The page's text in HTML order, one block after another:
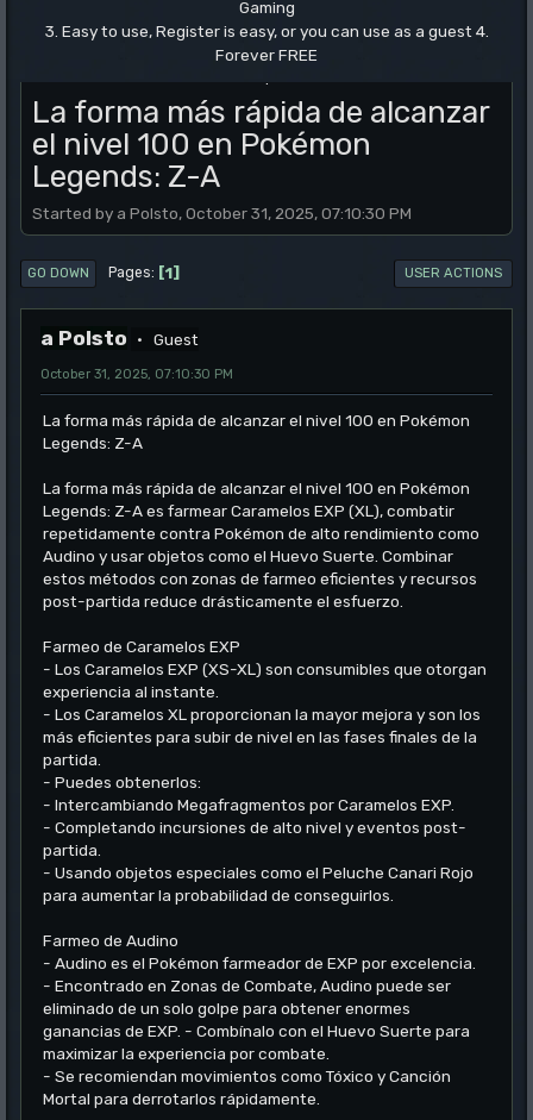
Gaming
3. Easy to use, Register is easy, or you can use as a guest 4.
Forever FREE
La forma más rápida de alcanzar
el nivel 100 en Pokémon
Legends: Z-A
Started by a Polsto, October 31, 2025, 07:10:30 PM
GO DOWN Pages 1 USER ACTIONS
a Polsto Guest
October 31, 2025, 07:10:30 PM
La forma más rápida de alcanzar el nivel 100 en Pokémon
Legends: Z-A
La forma más rápida de alcanzar el nivel 100 en Pokémon
Legends: Z-A es farmear Caramelos EXP (XL), combatir
repetidamente contra Pokémon de alto rendimiento como
Audino y usar objetos como el Huevo Suerte. Combinar
estos métodos con zonas de farmeo eficientes y recursos
post-partida reduce drásticamente el esfuerzo.
Farmeo de Caramelos EXP
- Los Caramelos EXP (XS-XL) son consumibles que otorgan
experiencia al instante.
- Los Caramelos XL proporcionan la mayor mejora y son los
más eficientes para subir de nivel en las fases finales de la
partida.
- Puedes obtenerlos:
- Intercambiando Megafragmentos por Caramelos EXP.
- Completando incursiones de alto nivel y eventos post-
partida.
- Usando objetos especiales como el Peluche Canari Rojo
para aumentar la probabilidad de conseguirlos.
Farmeo de Audino
- Audino es el Pokémon farmeador de EXP por excelencia.
- Encontrado en Zonas de Combate, Audino puede ser
eliminado de un solo golpe para obtener enormes
ganancias de EXP. - Combínalo con el Huevo Suerte para
maximizar la experiencia por combate.
- Se recomiendan movimientos como Tóxico y Canción
Mortal para derrotarlos rápidamente.